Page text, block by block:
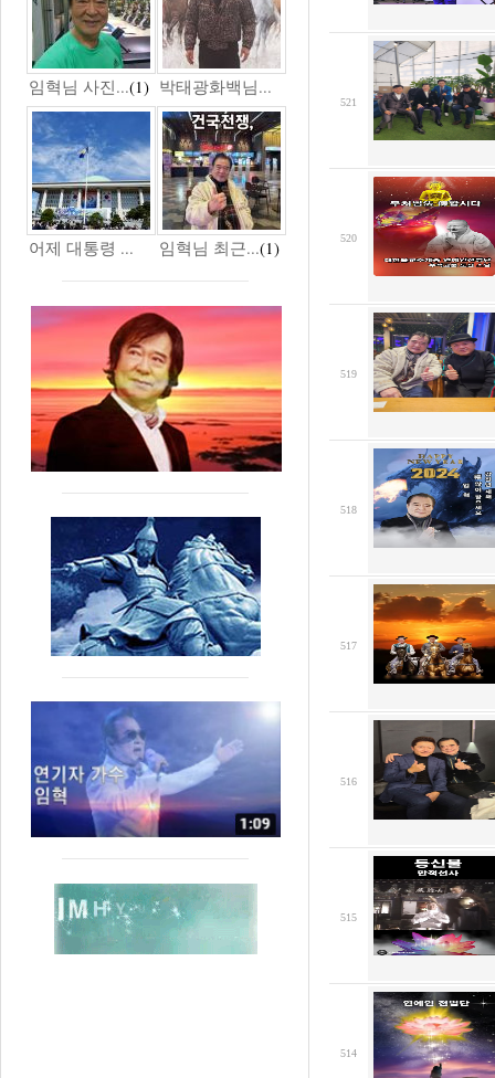
임혁님 사진...(1) 박태광화백님...
어제 대통령 ... 임혁님 최근...(1)
521
520
519
518
517
516
515
514